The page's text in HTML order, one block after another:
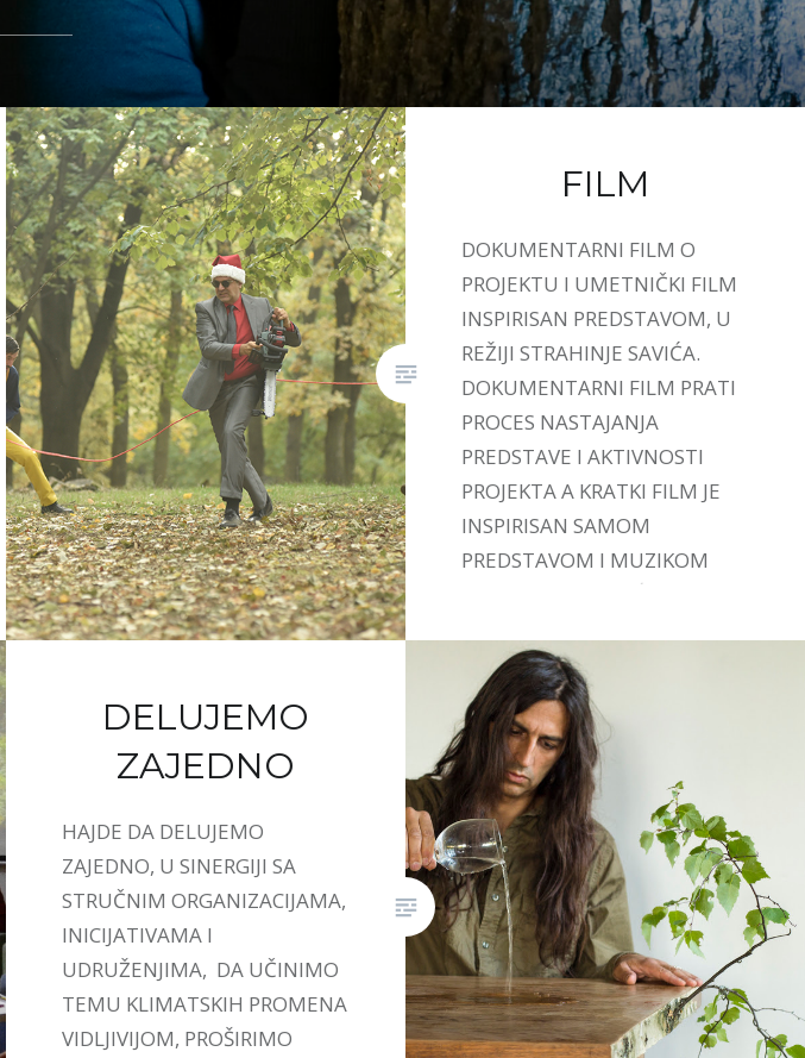
FILM
DOKUMENTARNI FILM O
PROJEKTU I UMETNIČKI FILM
INSPIRISAN PREDSTAVOM, U
REŽIJI STRAHINJE SAVIĆA.
DOKUMENTARNI FILM PRATI
PROCES NASTAJANJA
PREDSTAVE I AKTIVNOSTI
PROJEKTA A KRATKI FILM JE
INSPIRISAN SAMOM
PREDSTAVOM I MUZIKOM
DELUJEMO
ZAJEDNO
HAJDE DA DELUJEMO
ZAJEDNO, U SINERGIJI SA
STRUČNIM ORGANIZACIJAMA,
INICIJATIVAMA I
UDRUŽENJIMA, DA UČINIMO
TEMU KLIMATSKIH PROMENA
VIDLJIVIJOM, PROŠIRIMO